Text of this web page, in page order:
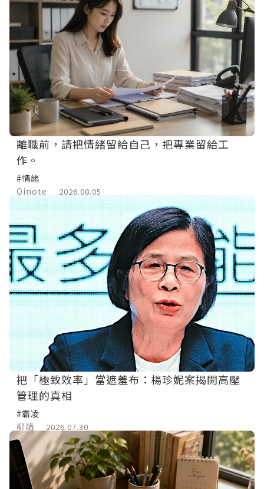
離職前，請把情緒留給自己，把專業留給工
作。
#情緒
Qinote
2026.08.05
把「極致效率」當遮羞布：楊珍妮案揭開高壓
管理的真相
#霸凌
柳靖
2026.07.30